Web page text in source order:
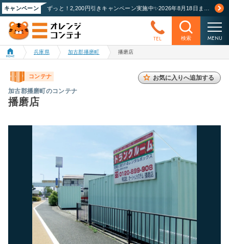
キャンペーン
TEL 検索 MENU
兵庫県 加古郡播磨町 播磨店
コンテナ
加古郡播磨町のコンテナ
播磨店
お気に入りへ追加する